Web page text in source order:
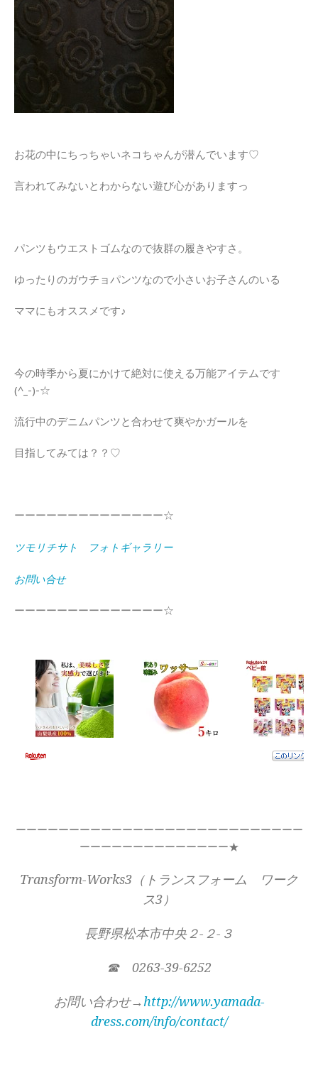
お花の中にちっちゃいネコちゃんが潜んでいます♡
言われてみないとわからない遊び心がありますっ
パンツもウエストゴムなので抜群の履きやすさ。
ゆったりのガウチョパンツなので小さいお子さんのいる
ママにもオススメです♪
今の時季から夏にかけて絶対に使える万能アイテムです
(^_-)-☆
流行中のデニムパンツと合わせて爽やかガールを
目指してみては？？♡
ーーーーーーーーーーーーーー☆
ツモリチサト フォトギャラリー
お問い合せ
ーーーーーーーーーーーーーー☆
ーーーーーーーーーーーーーーーーーーーーーーーーーーー
ーーーーーーーーーーーーーー★
Transform-Works3（トランスフォーム ワーク
ス3）
長野県松本市中央２-２-３
☎ 0263-39-6252
お問い合わせ→http://www.yamada-
dress.com/info/contact/